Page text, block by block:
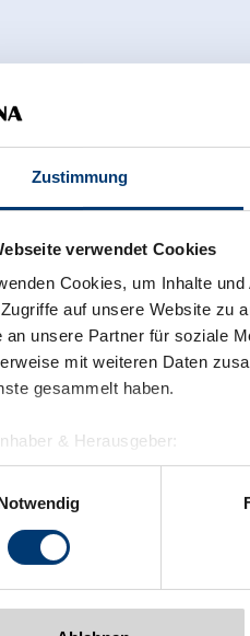
Zustimmung
verwendet Cookies
Cookies, um Inhalte
auf unsere Website zu
an unsere Partner für soziale
mit weiteren Daten
gesammelt haben.
& Herausgeber:
Zillertal GmbH &
A-6280 Zell am Ziller